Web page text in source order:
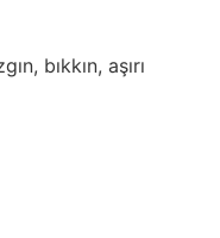
bıkkın, aşırı